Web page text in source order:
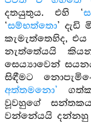
දතයුතුය. එහි ‘
‘සම්භත්තො’ දැඩි
කැමැත්තෙහිද,
නැත්තේයයි
සෙය්‍යාවෙන්
සිඳීමට
අත්තමනො’
වූවහුගේ
වන්නේයයි